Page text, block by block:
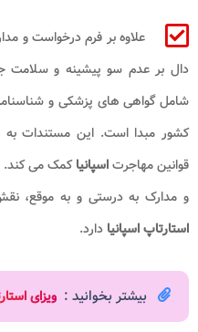
علاوه بر فرم درخواست و
دال بر عدم سو پیشینه و سلامت
شامل گواهی های پزشکی و
کشور مبدا است. این مستندات به
قوانین مهاجرتاسپانیاکمک می کند.
و مدارک به درستی و به موقع،
استارتاپ اسپانیا دارد.
بیشتر بخوانید : ویزای